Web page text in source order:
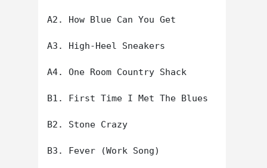
A2. How Blue Can You Get
A3. High-Heel Sneakers
A4. One Room Country Shack
B1. First Time I Met The Blues
B2. Stone Crazy
B3. Fever (Work Song)